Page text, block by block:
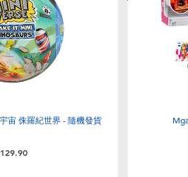
宙 侏羅紀世界 - 隨機發貨